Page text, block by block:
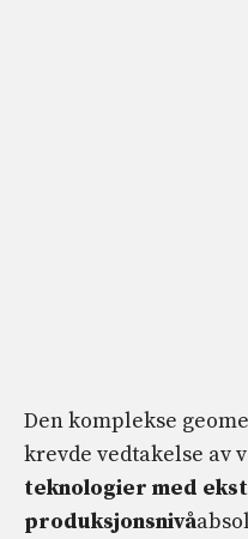
Den komplekse
krevde vedtakelse av
teknologier med
produksjonsnivå